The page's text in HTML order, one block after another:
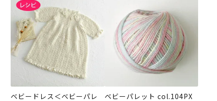
ベビードレス＜ベビーパレ
ベビーパレット col.104PX